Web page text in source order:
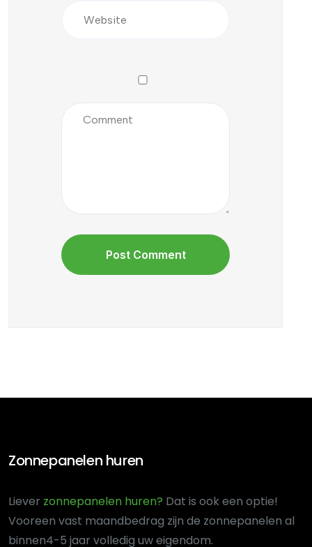
Zonnepanelen huren
Liever zonnepanelen huren? Dat is ook een optie!
Vooreen vast maandbedrag zijn de zonnepanelen al
binnen4-5 jaar volledig uw eigendom.